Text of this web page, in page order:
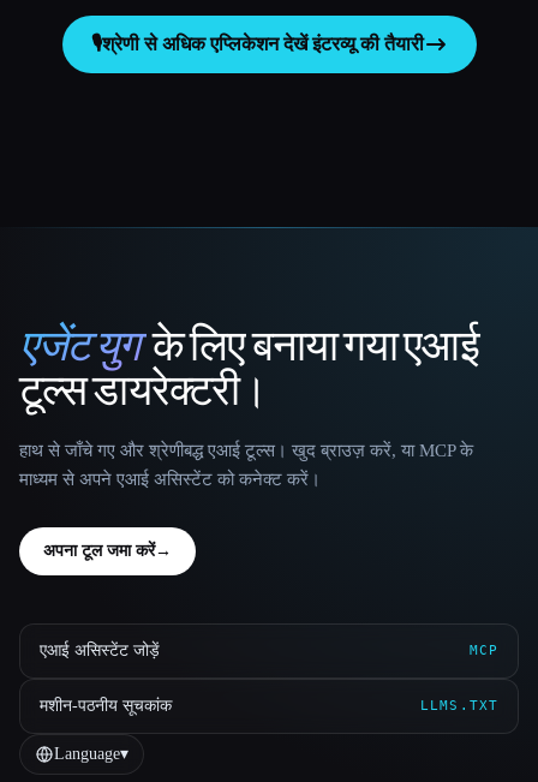
🎙️श्रेणी से अधिक एप्लिकेशन देखेंइंटरव्यू की तैयारी
That AI Collection
एजेंट युगके लिए बनाया गया एआई
टूल्स डायरेक्टरी।
हाथ से जाँचे गए और श्रेणीबद्ध एआई टूल्स। खुद ब्राउज़ करें, या MCP के
माध्यम से अपने एआई असिस्टेंट को कनेक्ट करें।
अपना टूल जमा करें→
एआई असिस्टेंट जोड़ें MCP
मशीन-पठनीय सूचकांक LLMS.TXT
Language▾